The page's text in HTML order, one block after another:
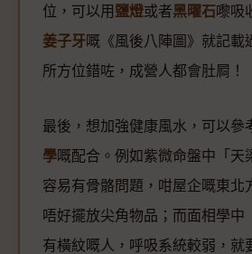
位，可以用 鹽燈或者黑曜石嚟吸
姜子牙嘅《風後八陣圖》就記載
所方位錯咗，成營人都會肚屙！
最後，想加強健康風水，可以參
學嘅配合。例如紫微命盤中「天
容易有骨骼問題，咁屋企嘅東北
唔好擺放尖角物品；而面相學中
有橫紋嘅人，呼吸系統較弱，就